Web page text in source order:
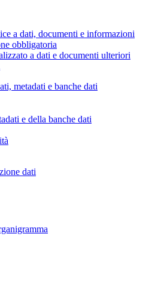
a dati, documenti e informazioni
obbligatoria
a dati e documenti ulteriori
metadati e banche dati
e della banche dati
dati